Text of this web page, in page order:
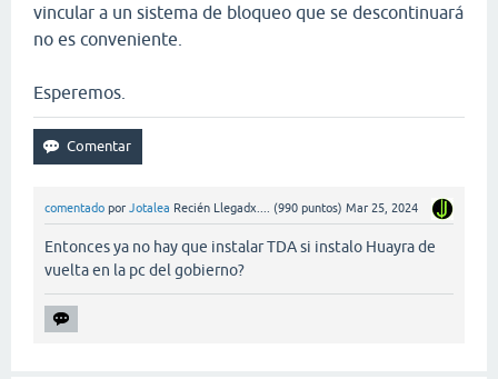
vincular a un sistema de bloqueo que se descontinuará
no es conveniente.
Esperemos.
comentado por Jotalea Recién Llegadx.... (990 puntos) Mar 25, 2024
Entonces ya no hay que instalar TDA si instalo Huayra de
vuelta en la pc del gobierno?